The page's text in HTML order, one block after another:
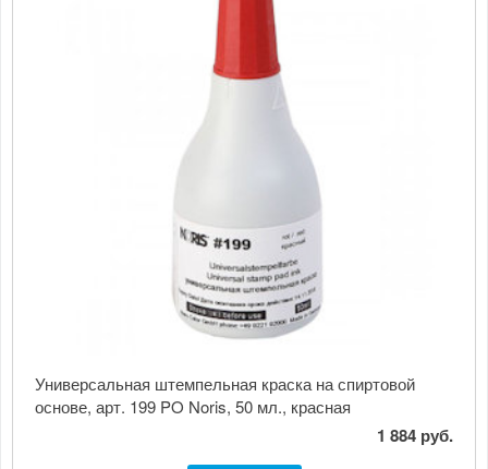
Универсальная штемпельная краска на спиртовой
основе, арт. 199 PO Noris, 50 мл., красная
1 884 руб.